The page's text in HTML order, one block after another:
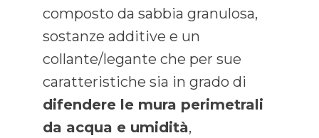
composto da sabbia granulosa,
sostanze additive e un
collante/legante che per sue
caratteristiche sia in grado di
difendere le mura perimetrali
da acqua e umidità,